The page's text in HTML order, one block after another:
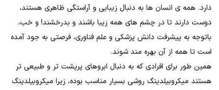
دارد. همه ی انسان ها به دنبال زیبایی و آراستگی ظاهری هستند،
دوست دارند تا در چشم های همه زیبا باشند و بدرخشند! و خب،
باتوجه به پیشرفت دانش پزشکی و علم فناوری، فرصتی به جود آمده
است تا همه از آن بهره مند شوند.
همین طور برای افرادی که به دنبال ابروهای پرپشت تر و طبیعی تر
هستند میکروبیلدینگ روشی بسیار مناسب بوده، زیرا میکروبیلدینگ